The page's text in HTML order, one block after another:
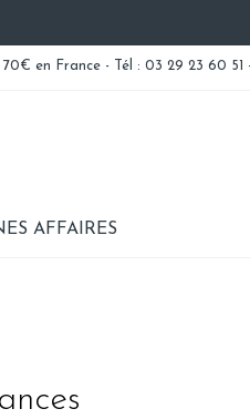
en France - Tél : 03 29 23 60 51
AFFAIRES